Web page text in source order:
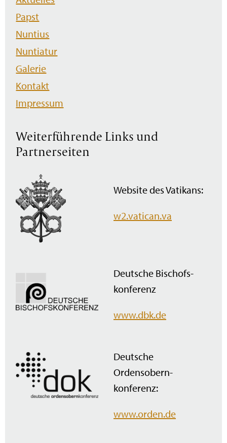
überspringen
Papst
Nuntius
Nuntiatur
Galerie
Kontakt
Impressum
Weiterführende Links und
Partnerseiten
Website des Vatikans:
w2.vatican.va
Deutsche Bischofs­
konferenz
www.dbk.de
Deutsche
Ordensobern­
konferenz:
www.orden.de